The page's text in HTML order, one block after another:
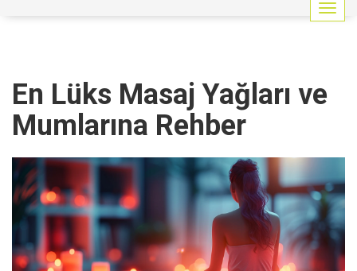
G
e
/
k
En Lüks Masaj Yağları ve
Mumlarına Rehber